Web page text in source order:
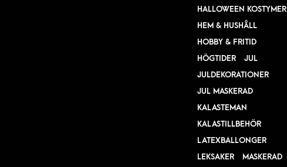
HALLOWEEN KOSTYMER
HEM & HUSHÅLL
HOBBY & FRITID
HÖGTIDER
JUL
JULDEKORATIONER
JUL MASKERAD
KALASTEMAN
KALASTILLBEHÖR
LATEXBALLONGER
LEKSAKER
MASKERAD